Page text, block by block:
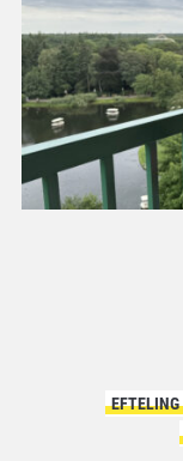
EFTELING